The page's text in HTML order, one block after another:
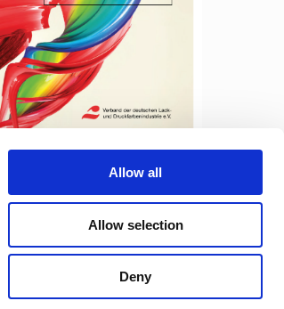
Allow all
Allow selection
Deny
Lacke und Druckfarben stehen für
und individuelles Erleben.
informieren und bieten
Diese Broschüre zeigt
vielfältige Branche und gibt einen
welche Vorteile die
in unserem innovativen und
Netzwerk hat.